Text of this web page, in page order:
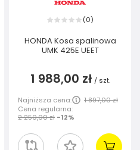
(0)
HONDA Kosa spalinowa
UMK 425E UEET
1 988,00 zł / szt.
Najniższa cena:
1 897,00 zł
Cena regularna:
2 250,00 zł -12%